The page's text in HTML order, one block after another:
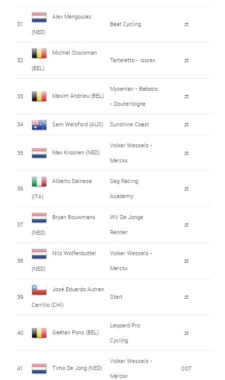
31
Alex Mengoulas
(NED)
Beat Cycling zt
32
Michiel Stockman
(BEL)
Tarteletto - Isorex zt
33 Maxim Andrieu (BEL)
Mysenlan - Baboco
- Douterloigne
zt
34 Sam Welsford (AUS) Sunshine Coast zt
35 Max Kroonen (NED)
Volker Wessels -
Merckx
zt
36
Alberto Dainese
(ITA)
Seg Racing
Academy
zt
37
Bryan Bouwmans
(NED)
WV De Jonge
Renner
zt
38
Nils Wolfenbuttel
(NED)
Volker Wessels -
Merckx
zt
39
José Eduardo Autran
Carrillo (CHI)
Start zt
40 Gaëtan Pons (BEL)
Leopard Pro
Cycling
zt
41 Timo De Jong (NED)
Volker Wessels -
Merckx
0:07